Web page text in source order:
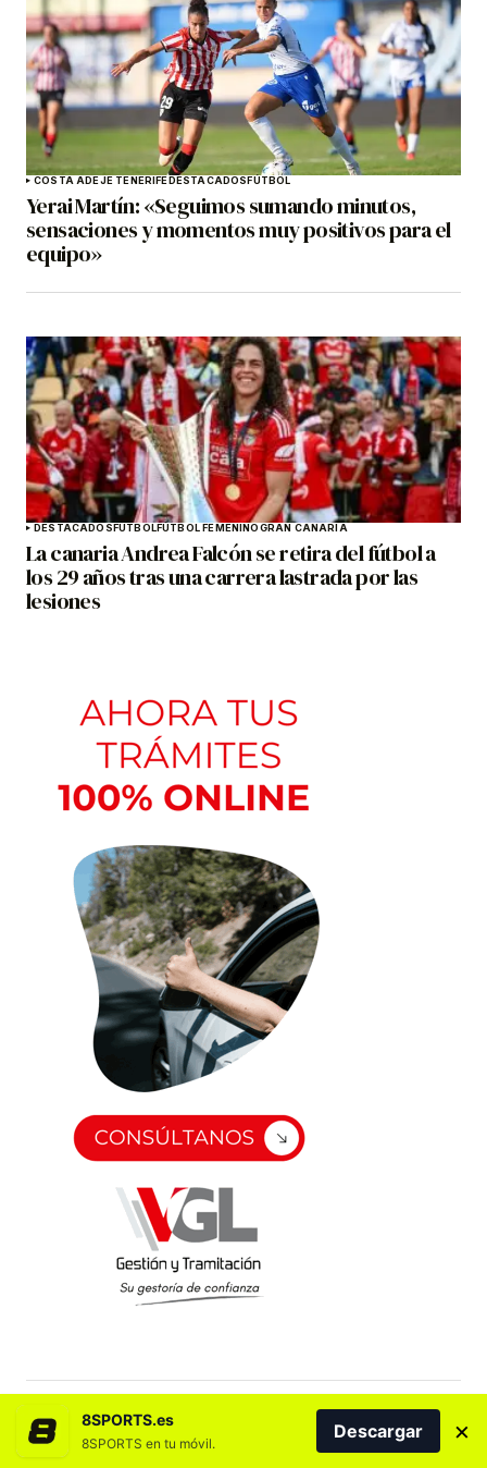
COSTA ADEJE TENERIFEDESTACADOSFÚTBOL
Yerai Martín: «Seguimos sumando minutos,
sensaciones y momentos muy positivos para el
equipo»
DESTACADOSFÚTBOLFÚTBOL FEMENINOGRAN CANARIA
La canaria Andrea Falcón se retira del fútbol a
los 29 años tras una carrera lastrada por las
lesiones
8SPORTS.es
8SPORTS en tu móvil.
Descargar ×